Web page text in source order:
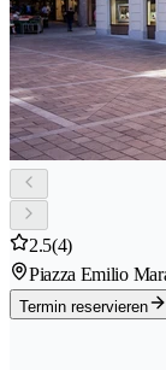
2.5(4)
Piazza Emilio
Termin reservieren